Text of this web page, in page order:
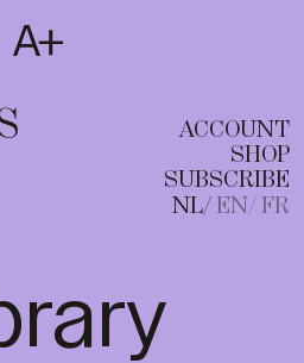
T
EN FR
ACCOUNT
SHOP
SUBSCRIBE
NL EN FR